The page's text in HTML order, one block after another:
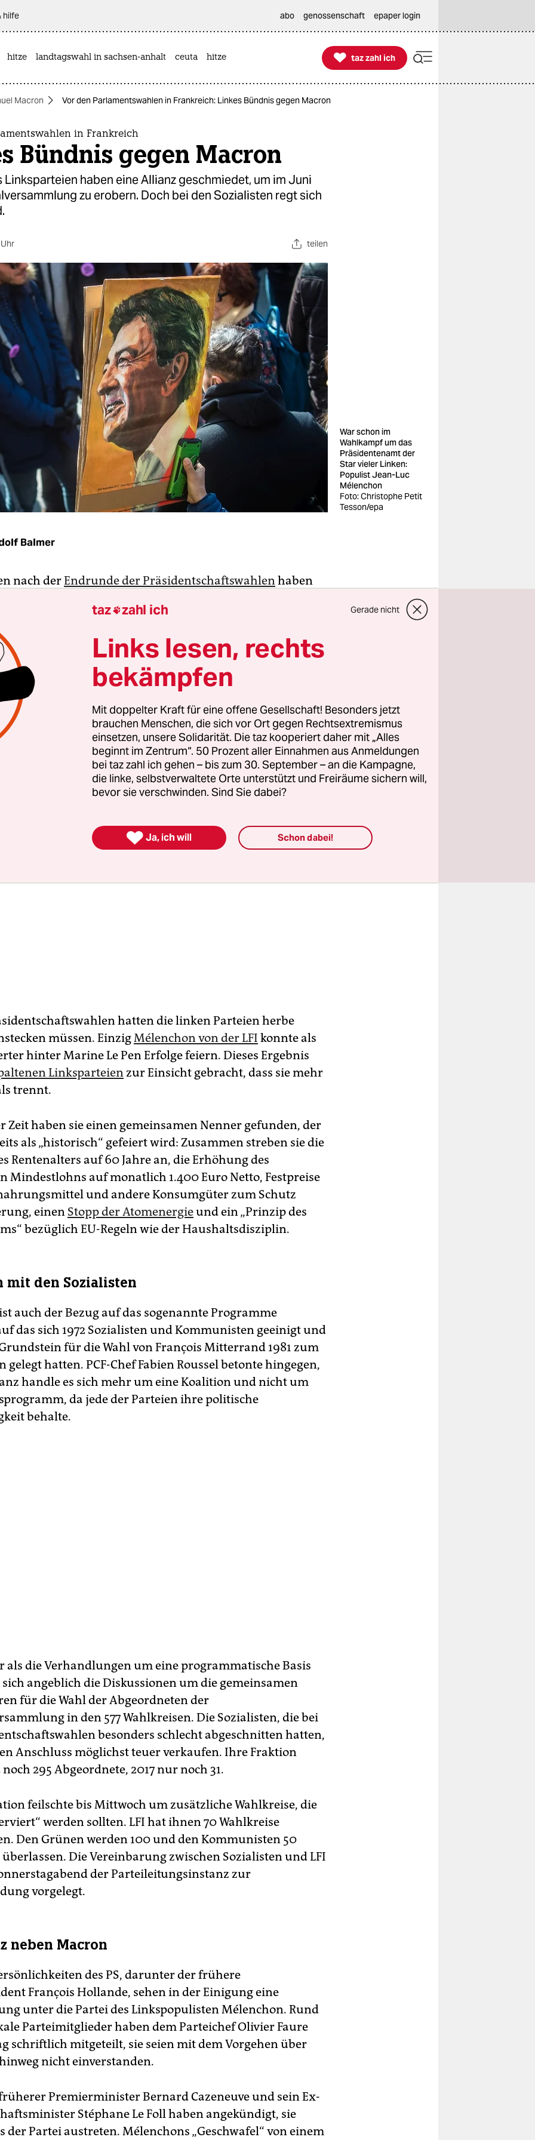
hilfe abo genossenschaft epaper login
hitze landtagswahl in sachsen-anhalt ceuta hitze 
taz zahl ich
taz zahl ich
Macron Vor den Parlamentswahlen in Frankreich: Linkes Bündnis gegen Macron
in Frankreich
Bündnis gegen Macron
Linksparteien haben eine Allianz geschmiedet, um im Juni
zu erobern. Doch bei den Sozialisten regt sich
teilen
War schon im
Wahlkampf um das
Präsidentenamt der
Star vieler Linken:
Populist Jean-Luc
Mélenchon
Foto: Christophe Petit
Tesson/epa
Balmer
nach derEndrunde der Präsidentschaftswahlenhaben
politische Plattform und Kandidaturen bei den
im Juni
am Montag die Linkspartei La France insoumise (LFI) von
und die Grünen (EELV) zusammen. Dann
am Dienstag nach einem Verhandlungsmarathon die
(PCF) und zuletzt die Sozialisten (PS) dieser „Nouvelle
Ecologique et Sociale“ (NUPES) an. Auch kleinere
wie Gé­né­ra­ti­on*s, eine Abspaltung des linken PS-
hatten die linken Parteien herbe
müssen. EinzigMélenchon von der LFI konnte als
hinter Marine Le Pen Erfolge feiern. Dieses Ergebnis
Linksparteien zur Einsicht gebracht, dass sie mehr
trennt.
Zeit haben sie einen gemeinsamen Nenner gefunden, der
als „historisch“ gefeiert wird: Zusammen streben sie die
Rentenalters auf 60 Jahre an, die Erhöhung des
Mindestlohns auf monatlich 1.400 Euro Netto, Festpreise
und andere Konsumgüter zum Schutz
einen Stopp der Atomenergieund ein „Prinzip des
bezüglich EU-Regeln wie der Haushaltsdisziplin.
mit den Sozialisten
auch der Bezug auf das sogenannte Programme
das sich 1972 Sozialisten und Kommunisten geeinigt und
für die Wahl von François Mitterrand 1981 zum
gelegt hatten. PCF-Chef Fabien Roussel betonte hingegen,
handle es sich mehr um eine Koalition und nicht um
da jede der Parteien ihre politische
behalte.
als die Verhandlungen um eine programmatische Basis
angeblich die Diskussionen um die gemeinsamen
für die Wahl der Abgeordneten der
in den 577 Wahlkreisen. Die Sozialisten, die bei
besonders schlecht abgeschnitten hatten,
Anschluss möglichst teuer verkaufen. Ihre Fraktion
noch 295 Abgeordnete, 2017 nur noch 31.
feilschte bis Mittwoch um zusätzliche Wahlkreise, die
werden sollten. LFI hat ihnen 70 Wahlkreise
Den Grünen werden 100 und den Kommunisten 50
Die Vereinbarung zwischen Sozialisten und LFI
der Parteileitungsinstanz zur
vorgelegt.
neben Macron
des PS, darunter der frühere
François Hollande, sehen in der Einigung eine
unter die Partei des Linkspopulisten Mélenchon. Rund
Parteimitglieder haben dem Parteichef Olivier Faure
schriftlich mitgeteilt, sie seien mit dem Vorgehen über
nicht einverstanden.
Premierminister Bernard Cazeneuve und sein Ex-
Stéphane Le Foll haben angekündigt, sie
der Partei austreten. Mélenchons „Geschwafel“ von einem
taz zahl ich Gerade nicht
Links lesen, rechts
bekämpfen
Mit doppelter Kraft für eine offene Gesellschaft! Besonders jetzt
brauchen Menschen, die sich vor Ort gegen Rechtsextremismus
einsetzen, unsere Solidarität. Die taz kooperiert daher mit „Alles
beginnt im Zentrum“. 50 Prozent aller Einnahmen aus Anmeldungen
bei taz zahl ich gehen – bis zum 30. September – an die Kampagne,
die linke, selbstverwaltete Orte unterstützt und Freiräume sichern will,
bevor sie verschwinden. Sind Sie dabei?
 Ja, ich will Schon dabei!